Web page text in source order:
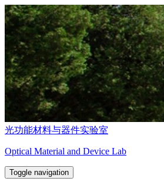
跳
至
正
文
光功能材料与器件实验室
Optical Material and Device Lab
Toggle navigation